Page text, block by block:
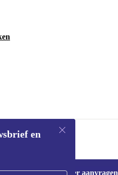
en
Voucher aanvragen